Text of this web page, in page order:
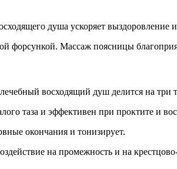
душа ускоряет выздоровление
форсункой. Массаж поясницы
восходящий душ делится на три
таза и эффективен при проктите и
окончания и тонизирует.
на промежность и на